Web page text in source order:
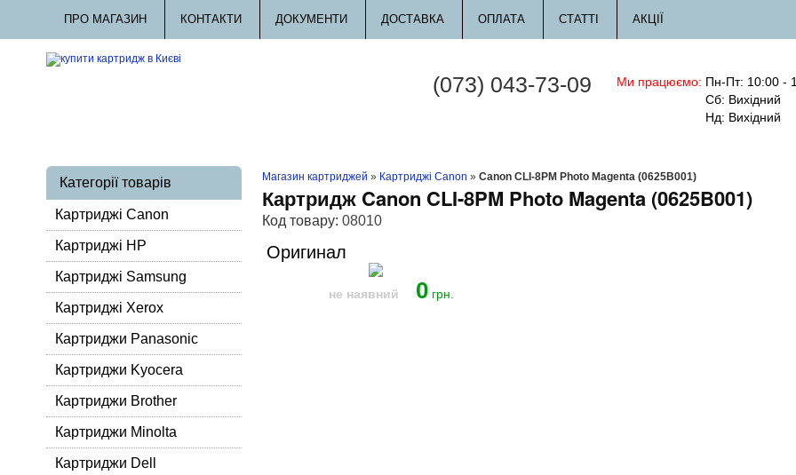
ПРО МАГАЗИН КОНТАКТИ ДОКУМЕНТИ ДОСТАВКА ОПЛАТА СТАТТІ АКЦІЇ
(073) 043-73-09 Ми працюємо: Пн-Пт: 10:00 -
Сб: Вихідний
Нд: Вихідний
Категорії товарів
Картриджі Canon
Картриджі HP
Картриджі Samsung
Картриджі Xerox
Картриджи Panasonic
Картриджи Kyocera
Картриджи Brother
Картриджи Minolta
Картриджи Dell
Магазин картриджей » Картриджі Canon » Canon CLI-8PM Photo Magenta (0625B001)
Картридж Canon CLI-8PM Photo Magenta (0625B001)
Код товару: 08010
Оригинал
не наявний 0грн.